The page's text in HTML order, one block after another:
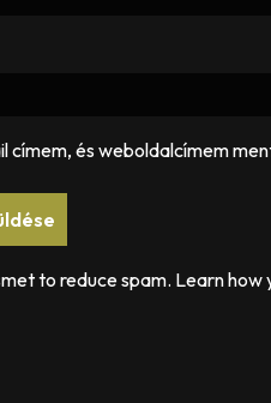
címem, és weboldalcímem
to reduce spam. Learn how